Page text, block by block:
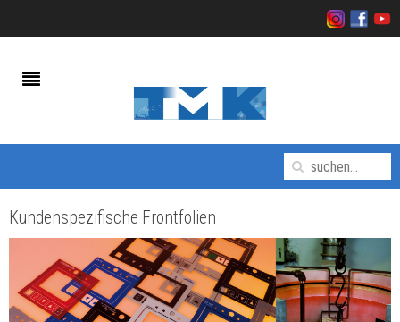
Kundenspezifische Frontfolien